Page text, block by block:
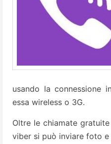
usando la connessione
essa wireless o 3G.
Oltre le chiamate
viber si può inviare foto